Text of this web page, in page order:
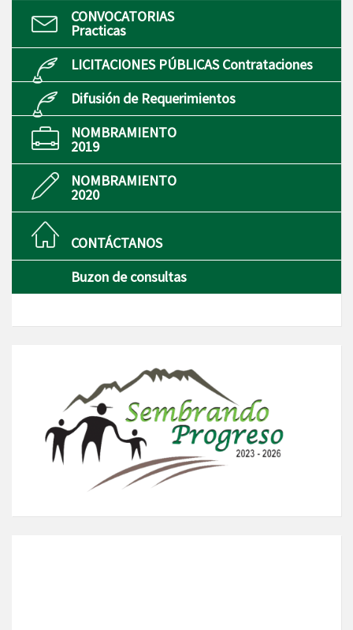
CONVOCATORIAS
Practicas
LICITACIONES PÚBLICAS Contrataciones
Difusión de Requerimientos
NOMBRAMIENTO
2019
NOMBRAMIENTO
2020
CONTÁCTANOS
Buzon de consultas